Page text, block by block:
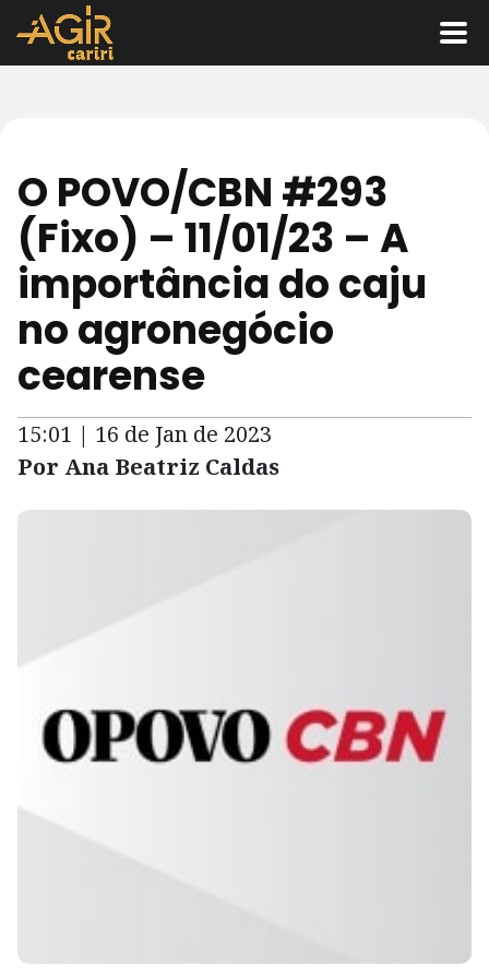
O POVO/CBN #293
(Fixo) – 11/01/23 – A
importância do caju
no agronegócio
cearense
15:01 | 16 de Jan de 2023
Por Ana Beatriz Caldas